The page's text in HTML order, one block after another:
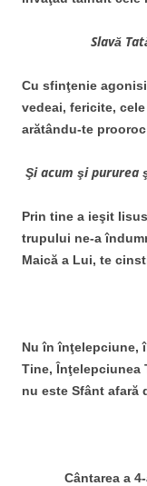
Slavă
Cu sfinţenie
vedeai, fericite,
arătându-te
Şi acum şi pururea
Prin tine a ieşit
trupului ne-a
Maică a Lui, te
Nu în înţelepciune,
Tine, Înţelepciunea
nu este Sfânt afară
Cântarea a